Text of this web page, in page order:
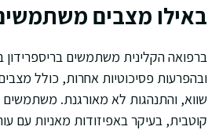
באילו מצבים
ברפואה הקלינית משתמשים בריספרידון
ובהפרעות פסיכוטיות אחרות, כולל
שווא, והתנהגות לא מאורגנת. משתמשים
קוטבית, בעיקר באפיזודות מאניות עם